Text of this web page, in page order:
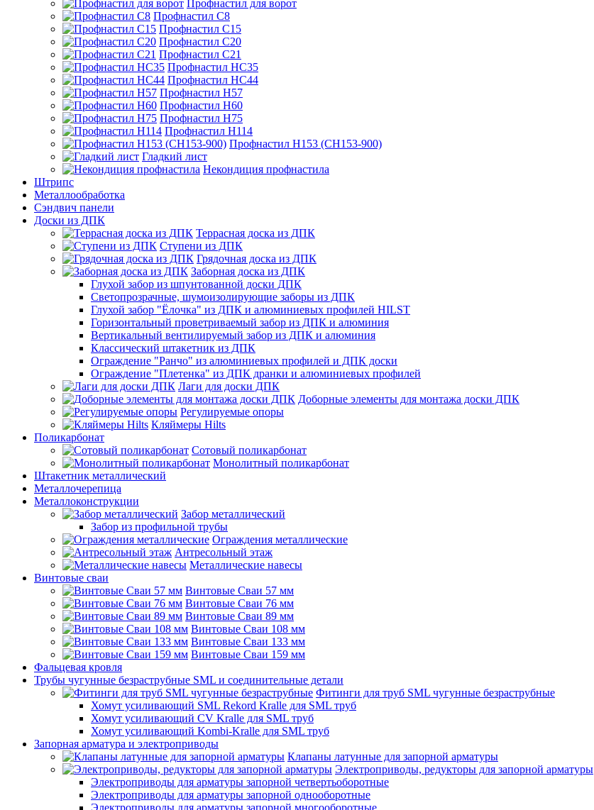
Профнастил для ворот
Профнастил С8
Профнастил С15
Профнастил С20
Профнастил С21
Профнастил НС35
Профнастил НС44
Профнастил Н57
Профнастил Н60
Профнастил Н75
Профнастил Н114
Профнастил Н153 (СН153-900)
Гладкий лист
Некондиция профнастила
Штрипс
Металлообработка
Сэндвич панели
Доски из ДПК
Террасная доска из ДПК
Ступени из ДПК
Грядочная доска из ДПК
Заборная доска из ДПК
Глухой забор из шпунтованной доски ДПК
Светопрозрачные, шумоизолирующие заборы из ДПК
Глухой забор "Ёлочка" из ДПК и алюминиевых профилей HILST
Горизонтальный проветриваемый забор из ДПК и алюминия
Вертикальный вентилируемый забор из ДПК и алюминия
Классический штакетник из ДПК
Ограждение "Ранчо" из алюминиевых профилей и ДПК доски
Ограждение "Плетенка" из ДПК дранки и алюминиевых профилей
Лаги для доски ДПК
Доборные элементы для монтажа доски ДПК
Регулируемые опоры
Кляймеры Hilts
Поликарбонат
Сотовый поликарбонат
Монолитный поликарбонат
Штакетник металлический
Металлочерепица
Металлоконструкции
Забор металлический
Забор из профильной трубы
Ограждения металлические
Антресольный этаж
Металлические навесы
Винтовые сваи
Винтовые Сваи 57 мм
Винтовые Сваи 76 мм
Винтовые Сваи 89 мм
Винтовые Сваи 108 мм
Винтовые Сваи 133 мм
Винтовые Сваи 159 мм
Фальцевая кровля
Трубы чугунные безраструбные SML и соединительные детали
Фитинги для труб SML чугунные безраструбные
Хомут усиливающий SML Rekord Kralle для SML труб
Хомут усиливающий CV Kralle для SML труб
Хомут усиливающий Kombi-Kralle для SML труб
Запорная арматура и электроприводы
Клапаны латунные для запорной арматуры
Электроприводы, редукторы для запорной арматуры
Электроприводы для арматуры запорной четвертьоборотные
Электроприводы для арматуры запорной однооборотные
Электроприводы для арматуры запорной многооборотные